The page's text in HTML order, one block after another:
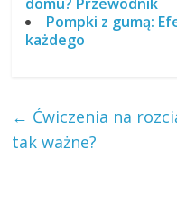
Pompki z gumą:
każdego
← Ćwiczenia na
tak ważne?